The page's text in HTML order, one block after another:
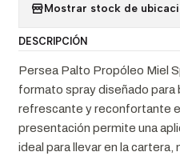
Mostrar stock de
DESCRIPCIÓN
Persea Palto Propóleo Miel
formato spray diseñado para
refrescante y reconfortante
presentación permite una
ideal para llevar en la cartera,